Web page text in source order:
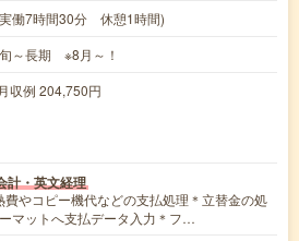
働7時間30分 休憩1時間)
～長期 ※8月～！
例 204,750円
計・英文経理
費やコピー機代などの支払処理＊立替金の処
マットへ支払データ入力＊フ…